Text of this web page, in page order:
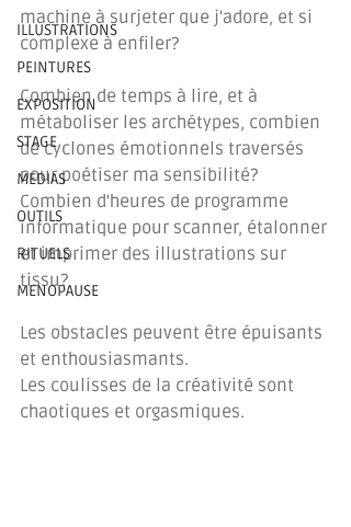
ILLUSTRATIONS
PEINTURES
EXPOSITION
STAGE
MEDIAS
OUTILS
RITUELS
MENOPAUSE
machine à surjeter que j'adore, et si
complexe à enfiler?
Combien de temps à lire, et à
métaboliser les archétypes, combien
de cyclones émotionnels traversés
pour poétiser ma sensibilité?
Combien d'heures de programme
informatique pour scanner, étalonner
et imprimer des illustrations sur
tissu?
Les obstacles peuvent être épuisants
et enthousiasmants.
Les coulisses de la créativité sont
chaotiques et orgasmiques.